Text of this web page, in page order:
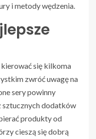
i metody wędzenia.
się kilkoma
zwróć uwagę na
sery powinny
sztucznych dodatków
produkty od
cieszą się dobrą